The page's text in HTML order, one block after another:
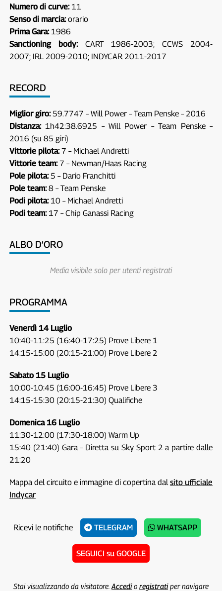
Numero di curve:11
Senso di marcia:orario
Prima Gara:1986
Sanctioning body:CART 1986-2003; CCWS 2004-
2007; IRL 2009-2010; INDYCAR 2011-2017
RECORD
Miglior giro:59.7747 – Will Power – Team Penske – 2016
Distanza:1h42:38.6925 – Will Power – Team Penske –
2016 (su 85 giri)
Vittorie pilota:7 – Michael Andretti
Vittorie team:7 – Newman/Haas Racing
Pole pilota:5 – Dario Franchitti
Pole team:8 – Team Penske
Podi pilota:10 – Michael Andretti
Podi team:17 – Chip Ganassi Racing
ALBO D’ORO
Media visibile solo per utenti registrati
PROGRAMMA
Venerdì 14 Luglio
10:40-11:25 (16:40-17:25) Prove Libere 1
14:15-15:00 (20:15-21:00) Prove Libere 2
Sabato 15 Luglio
10:00-10:45 (16:00-16:45) Prove Libere 3
14:15-15:30 (20:15-21:30) Qualifiche
Domenica 16 Luglio
11:30-12:00 (17:30-18:00) Warm Up
15:40 (21:40) Gara – Diretta su Sky Sport 2 a partire dalle
21:20
Mappa del circuito e immagine di copertina dalsito ufficiale
Indycar
Ricevi le notifiche TELEGRAM WHATSAPP
SEGUICI su GOOGLE
Stai visualizzando da visitatore. Accedio registratiper navigare